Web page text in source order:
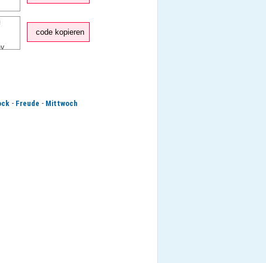
code kopieren
- Freude - Mittwoch